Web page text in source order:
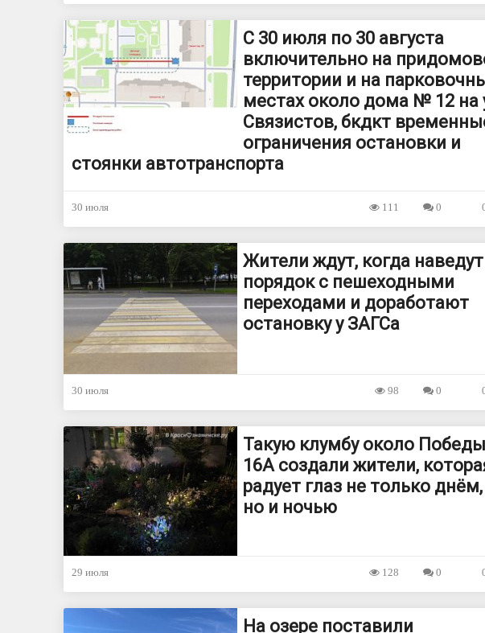
С 30 июля по 30 августа
включительно на
территории и на
местах около дома № 12 на
Связистов, бкдкт
ограничения остановки и
стоянки автотранспорта
30 июля 0
111
Жители ждут, когда наведут
порядок с пешеходными
переходами и доработают
остановку у ЗАГСа
30 июля 0
98
Такую клумбу около Победы
16А создали жители,
радует глаз не только днём,
но и ночью
29 июля 0
128
На озере поставили